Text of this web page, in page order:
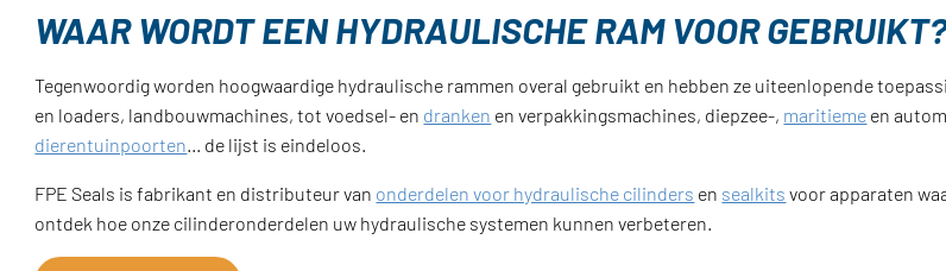
WAAR WORDT EEN HYDRAULISCHE RAM VOOR
Tegenwoordig worden hoogwaardige hydraulische rammen overal gebruikt en hebben ze uiteenlopende
en loaders, landbouwmachines, tot voedsel- en dranken en verpakkingsmachines, diepzee-, maritieme en
dierentuinpoorten... de lijst is eindeloos.
FPE Seals is fabrikant en distributeur van onderdelen voor hydraulische cilinders en sealkits voor apparaten
ontdek hoe onze cilinderonderdelen uw hydraulische systemen kunnen verbeteren.